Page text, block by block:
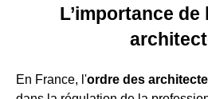
L’importance de
En France, l'ordre des